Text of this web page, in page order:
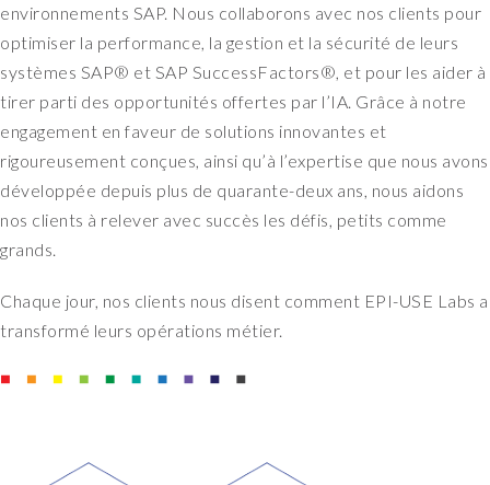
environnements SAP. Nous collaborons avec nos clients pour
optimiser la performance, la gestion et la sécurité de leurs
systèmes SAP® et SAP SuccessFactors®, et pour les aider à
tirer parti des opportunités offertes par l’IA. Grâce à notre
engagement en faveur de solutions innovantes et
rigoureusement conçues, ainsi qu’à l’expertise que nous avons
développée depuis plus de quarante-deux ans, nous aidons
nos clients à relever avec succès les défis, petits comme
grands.
Chaque jour, nos clients nous disent comment EPI-USE Labs a
transformé leurs opérations métier.